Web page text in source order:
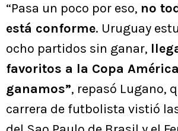
“Pasa un poco por eso, no
está conforme. Uruguay
ocho partidos sin ganar,
favoritos a la Copa
ganamos”, repasó Lugano,
carrera de futbolista vistió